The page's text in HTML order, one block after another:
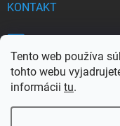
Tento web používa
tohto webu
informácii tu.
KONTAKT
+421 951 959 129